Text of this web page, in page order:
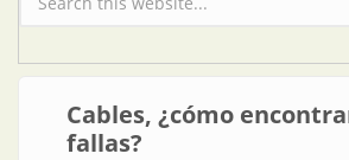
Formulario de búsqueda
Cables, ¿cómo
fallas?